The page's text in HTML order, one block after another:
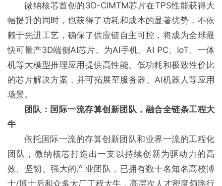
微纳核芯首创的3D-CIMTM芯片在TPS性能获得大
幅提升的同时，也获得了功耗和成本的显著优势，不依
赖于先进工艺，确保了供应链自主可控，将成为全球最
快可量产3D端侧AI芯片。为AI手机、AI PC、IoT、一体
机等大模型推理应用提供高性能、低功耗和极致性价比
的芯片解决方案，并可拓展至服务器、AI机器人等应用
场景。
团队：国际一流存算创新团队，融合全链条工程大
牛
依托国际一流的存算创新团队和业界一流的工程化
团队，微纳核芯打造出一支以持续创新为驱动力的高
效、坚韧、强大的产业团队，已拥有数十名知名高校博
士/博士后和众多大厂工程大牛，高层次人才密度领跑行